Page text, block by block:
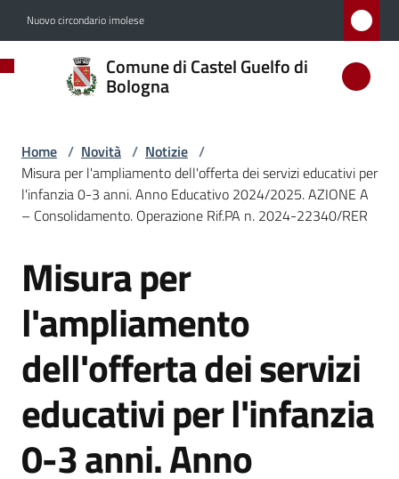
Nuovo circondario imolese
Comune di Castel Guelfo di
Bologna
Comune
di
Guelfo
di
Bologna
Amministrazione
Novità
Menu selezionato
Castel
Home / Novità / Notizie /
Misura per l'ampliamento dell'offerta dei servizi educativi per
l'infanzia 0-3 anni. Anno Educativo 2024/2025. AZIONE A
– Consolidamento. Operazione Rif.PA n. 2024-22340/RER
Salta al contenuto
Misura per
l'ampliamento
dell'offerta dei servizi
educativi per l'infanzia
0-3 anni. Anno